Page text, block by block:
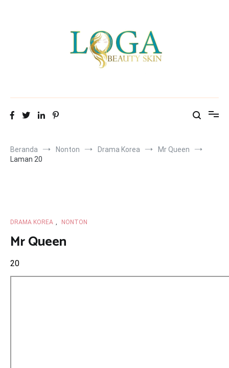
Mitra Loga Beauty Skin
Beranda Nonton Drama Korea
Mr Queen
Laman 20
DRAMA KOREA , NONTON
Mr Queen
20